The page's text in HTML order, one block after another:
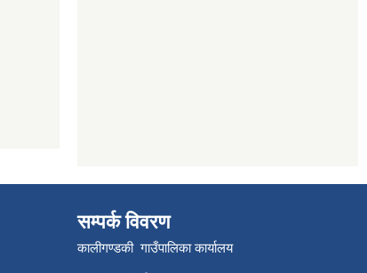
सम्पर्क विवरण
कालीगण्डकी गाउँपालिका कार्यालय